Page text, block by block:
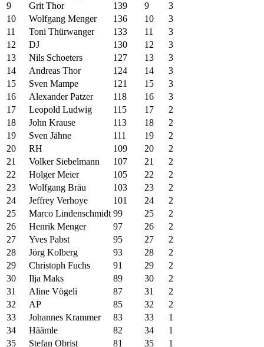
9
Grit Thor 139 9
3
10
Wolfgang Menger 136 10
3
11
Toni Thürwanger 133 11
3
12
DJ 130 12
3
13
Nils Schoeters 127 13
3
14
Andreas Thor 124 14
3
15
Sven Mampe 121 15
3
16
Alexander Patzer 118 16
3
17
Leopold Ludwig 115 17
2
18
John Krause 113 18
2
19
Sven Jähne 111 19
2
20
RH 109 20
2
21
Volker Siebelmann 107 21
2
22
Holger Meier 105 22
2
23
Wolfgang Bräu 103 23
2
24
Jeffrey Verhoye 101 24
2
25
Marco Lindenschmidt 99 25
2
26
Henrik Menger 97 26
2
27
Yves Pabst 95 27
2
28
Jörg Kolberg 93 28
2
29
Christoph Fuchs 91 29
2
30
Ilja Maks 89 30
2
31
Aline Vögeli 87 31
2
32
AP 85 32
2
33
Johannes Krammer 83 33
1
34
Häämle 82 34
1
35
Stefan Obrist 81 35
1